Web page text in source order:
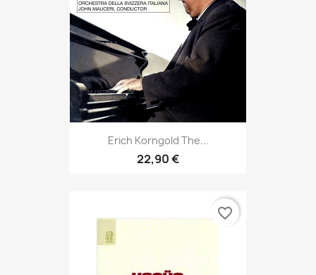
Erich Korngold The...
22,90 €
favorite_border